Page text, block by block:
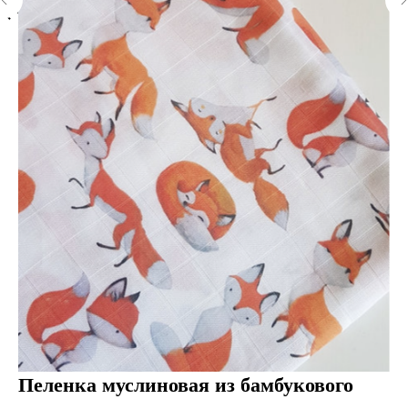
Назад в каталог
Пеленка муслиновая из бамбукового